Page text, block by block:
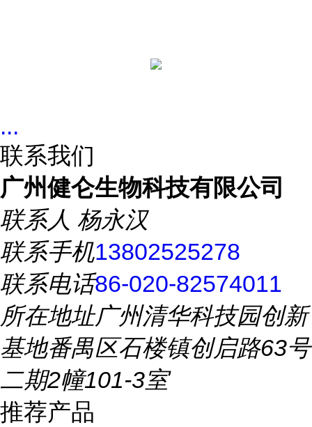
...
联系我们
广州健仑生物科技有限公司
联系人 杨永汉
联系手机13802525278
联系电话86-020-82574011
所在地址广州清华科技园创新
基地番禺区石楼镇创启路63号
二期2幢101-3室
推荐产品